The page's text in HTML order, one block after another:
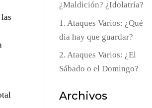
¿Maldición? ¿Idolatría?
1. Ataques Varios: ¿Qué
dia hay que guardar?
2. Ataques Varios: ¿El
Sábado o el Domingo?
Archivos